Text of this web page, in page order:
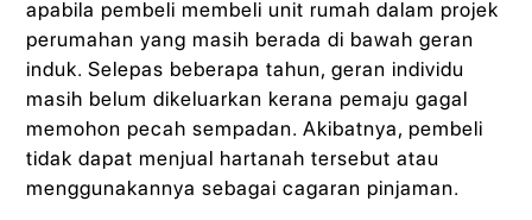
apabila pembeli membeli unit rumah dalam projek
perumahan yang masih berada di bawah geran
induk. Selepas beberapa tahun, geran individu
masih belum dikeluarkan kerana pemaju gagal
memohon pecah sempadan. Akibatnya, pembeli
tidak dapat menjual hartanah tersebut atau
menggunakannya sebagai cagaran pinjaman.